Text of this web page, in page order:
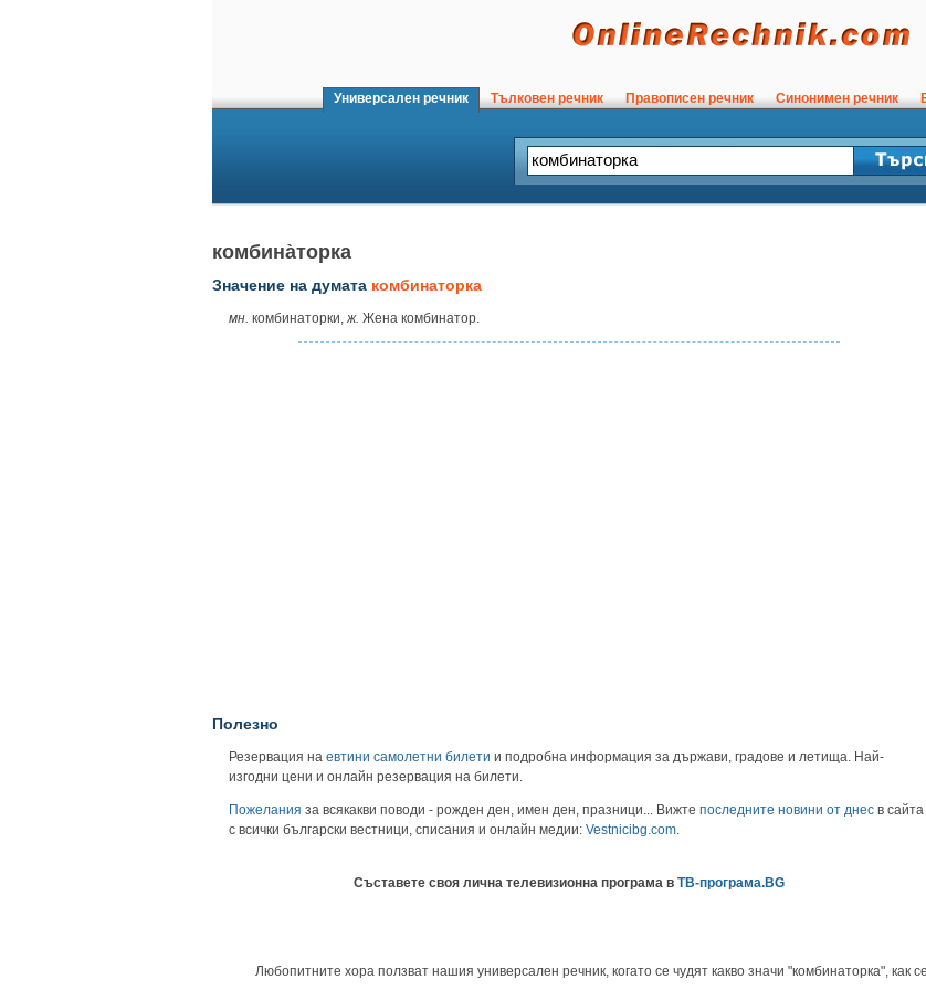
Универсален речник Тълковен речник Правописен речник Синонимен речник
комбина̀торка
Значение на думата комбинаторка
мн. комбинаторки,ж. Жена комбинатор.
Полезно
Резервация на евтини самолетни билети и подробна информация за държави, градове и летища. Най-
изгодни цени и онлайн резервация на билети.
Пожелания за всякакви поводи - рожден ден, имен ден, празници... Вижте последните новини от днес в сайта
с всички български вестници, списания и онлайн медии: Vestnicibg.com
Съставете своя лична телевизионна програма в ТВ-програма.BG
Любопитните хора ползват нашия универсален речник, когато се чудят какво значи "комбинаторка", как